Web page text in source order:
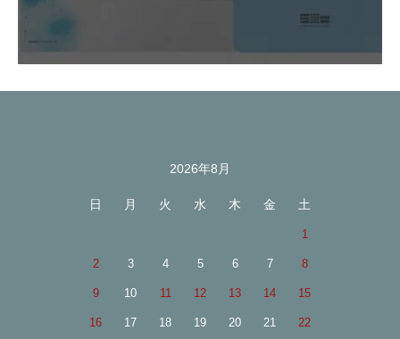
2026年8月
日 月 火 水 木 金 土
1
2 3 4 5 6 7 8
9 10 11 12 13 14 15
16 17 18 19 20 21 22